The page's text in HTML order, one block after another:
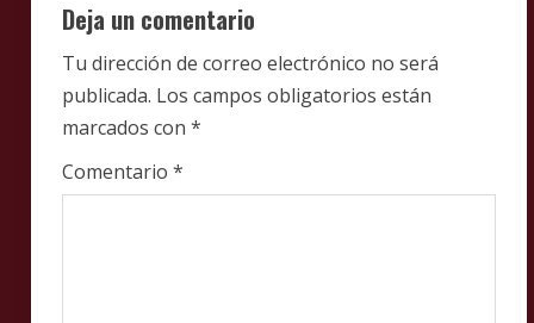
e
R
e
a
Deja un comentario
Tu dirección de correo electrónico no será
publicada. Los campos obligatorios están
marcados con *
Comentario *